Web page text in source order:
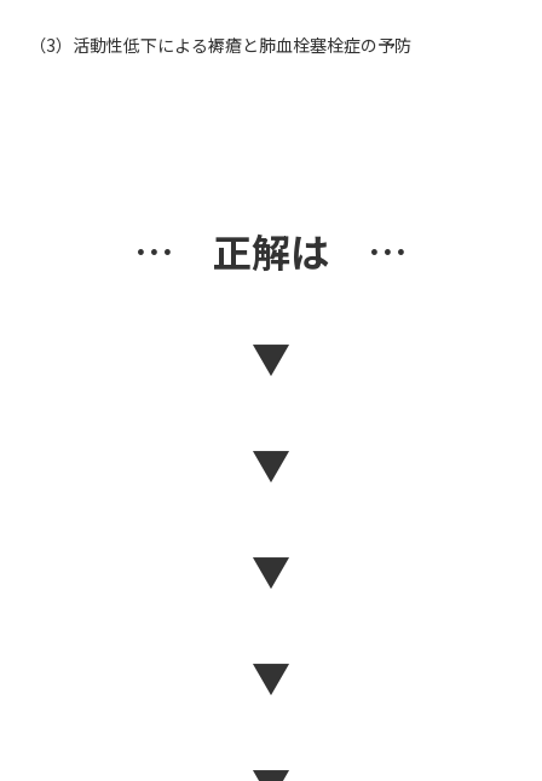
（3）活動性低下による褥瘡と肺血栓塞栓症の予防
… 正解は …
▼
▼
▼
▼